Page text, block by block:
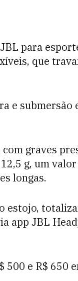
para
que
e submersão
graves
g, um
longas.
estojo,
app JBL
500 e R$ 650